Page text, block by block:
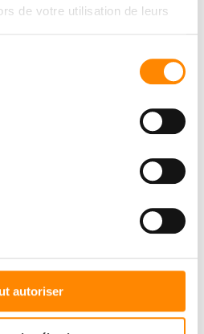
de votre utilisation de leurs
autoriser